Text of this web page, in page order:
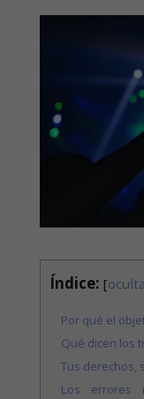
Índice: [
Por qué el
Qué dicen los
Tus derechos,
Los errores